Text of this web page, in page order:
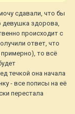
сдавали, что бы
девушка здорова,
происходит с
ответ, что
то всё
течкой она начала
- все пописы на её
перестала